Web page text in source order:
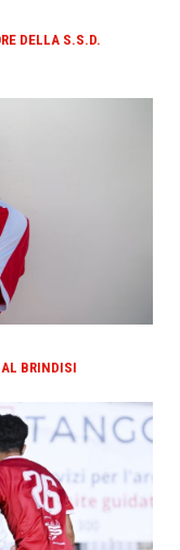
DELLA S.S.D.
BRINDISI